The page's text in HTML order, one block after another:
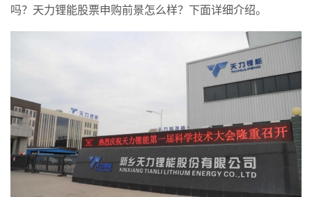
吗？天力锂能股票申购前景怎么样？下面详细介绍。